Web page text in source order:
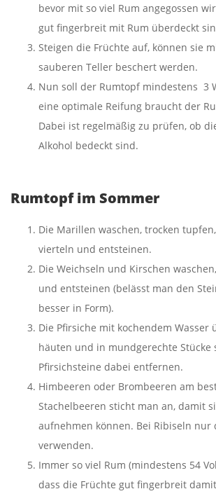
bevor mit so viel Rum angegossen
gut fingerbreit mit Rum überdeckt
Steigen die Früchte auf, können sie
sauberen Teller beschert werden.
Nun soll der Rumtopf mindestens 3
eine optimale Reifung braucht der
Dabei ist regelmäßig zu prüfen, ob
Alkohol bedeckt sind.
Rumtopf im Sommer
Die Marillen waschen, trocken
vierteln und entsteinen.
Die Weichseln und Kirschen
und entsteinen (belässt man den
besser in Form).
Die Pfirsiche mit kochendem Wasser
häuten und in mundgerechte Stücke
Pfirsichsteine dabei entfernen.
Himbeeren oder Brombeeren am
Stachelbeeren sticht man an, damit
aufnehmen können. Bei Ribiseln nur
verwenden.
Immer so viel Rum (mindestens 54
dass die Früchte gut fingerbreit